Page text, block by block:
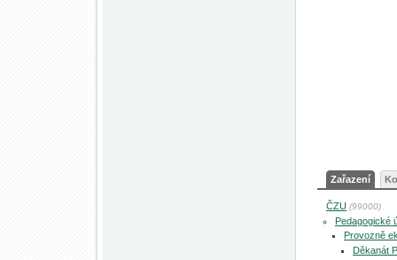
Zařazení
ČZU (99000)
Pedagogické
Provozně
Děkanát